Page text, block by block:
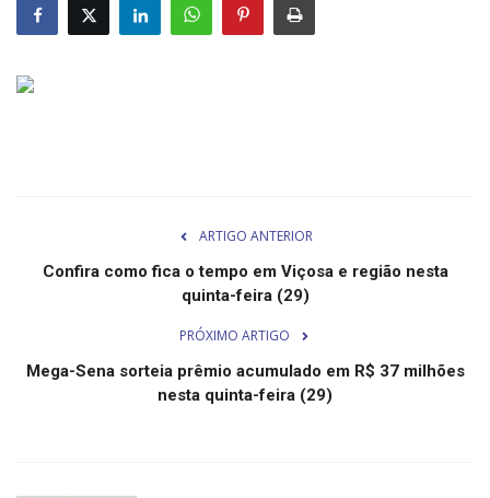
Edições Diárias - NOTÍCIAS DO DIA
ARTIGO ANTERIOR
Confira como fica o tempo em Viçosa e região nesta
quinta-feira (29)
PRÓXIMO ARTIGO
Mega-Sena sorteia prêmio acumulado em R$ 37 milhões
nesta quinta-feira (29)